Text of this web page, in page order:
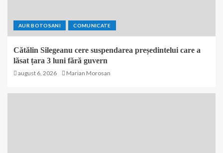
AUR BOTOSANI COMUNICATE
Cătălin Silegeanu cere suspendarea președintelui care a
lăsat țara 3 luni fără guvern
august 6, 2026 Marian Morosan